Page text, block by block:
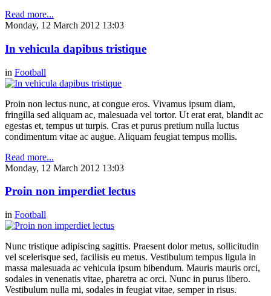
Read more...
Monday, 12 March 2012 13:03
In vehicula dapibus tristique
in Football
Proin non lectus nunc, at congue eros. Vivamus ipsum diam,
fringilla sed aliquam ac, malesuada vel tortor. Ut erat erat, blandit ac
egestas et, tempus ut turpis. Cras et purus pretium nulla luctus
condimentum vitae ac augue. Aliquam feugiat tempus mollis.
Read more...
Monday, 12 March 2012 13:03
Proin non imperdiet lectus
in Football
Nunc tristique adipiscing sagittis. Praesent dolor metus, sollicitudin
vel scelerisque sed, facilisis eu metus. Vestibulum tempus ligula in
massa malesuada ac vehicula ipsum bibendum. Mauris mauris orci,
sodales in venenatis vitae, pharetra ac orci. Nunc in purus libero.
Vestibulum nulla mi, sodales in feugiat vitae, semper in risus.